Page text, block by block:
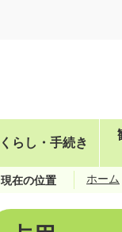
くらし・手続き
現在の位置 ホーム